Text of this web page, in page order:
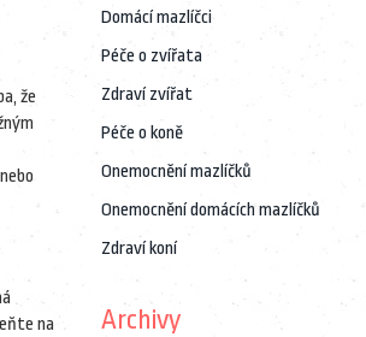
že
na
Domácí mazlíčci
Péče o zvířata
Zdraví zvířat
Péče o koně
Onemocnění mazlíčků
Onemocnění domácích mazlíčků
Zdraví koní
Archivy